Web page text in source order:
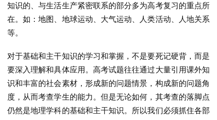
知识的、与生活生产紧密联系的部分多为高考复习的重点所
在。如：地图、地球运动、大气运动、人类活动、人地关系
等。
对于基础和主干知识的学习和掌握，不是要死记硬背，而是
要深入理解和具体应用。高考试题往往通过大量引用课外知
识和丰富的社会素材，形成新的问题情景，构成新的问题角
度，从而考查学生的能力。但是无论如何，其考查的落脚点
仍然是地理学科的基础和主干知识。所以我们必须抓住各部